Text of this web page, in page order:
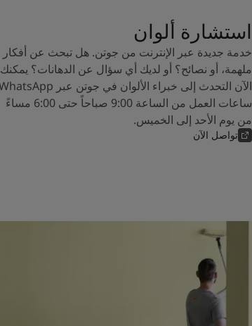
استشارة ألوان
خدمة جديدة عبر الإنترنت من جوتن. هل تبحث عن أفكار
ملهمة، أو نصائح؟ أو لديك أي سؤال عن الدهانات؟ يمكنك
ساعات العمل من الساعة 9:00 صباحاً حتى 6:00 مساءً
من يوم الأحد إلى الخميس.
تواصل الآن